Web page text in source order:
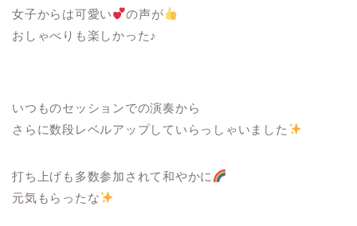
女子からは可愛い
の声が
おしゃべりも楽しかった♪
いつものセッションでの演奏から
さらに数段レベルアップしていらっしゃいました
打ち上げも多数参加されて和やかに
元気もらったな